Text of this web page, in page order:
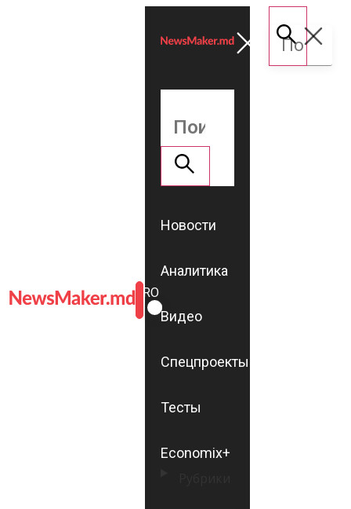
ROMÂNĂ
RU
Новости
Аналитика
Видео
Спецпроекты
Тесты
Economix+